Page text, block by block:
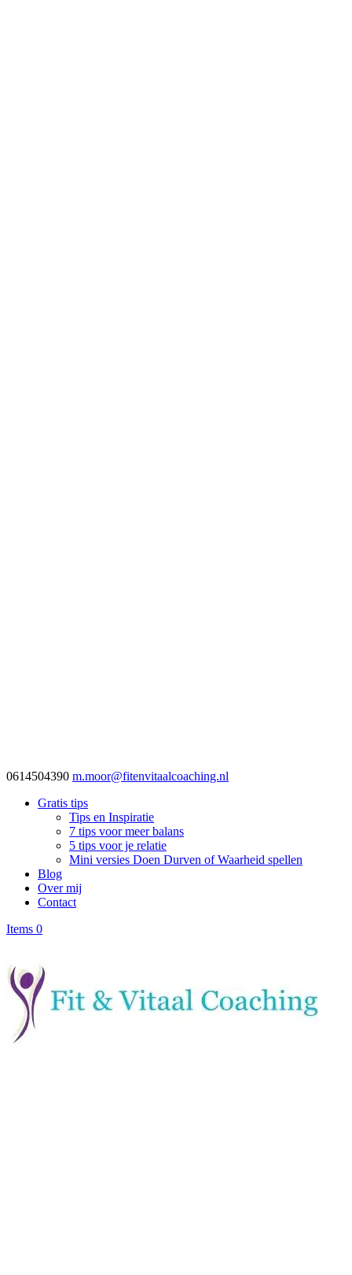
0614504390 m.moor@fitenvitaalcoaching.nl
Gratis tips
Tips en Inspiratie
7 tips voor meer balans
5 tips voor je relatie
Mini versies Doen Durven of Waarheid spellen
Blog
Over mij
Contact
Items 0